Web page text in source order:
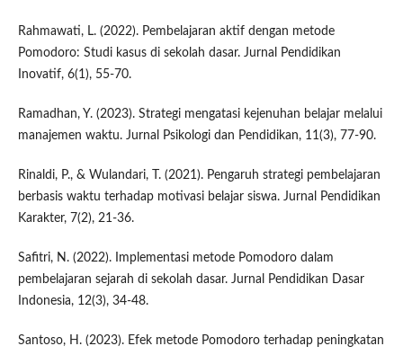
Rahmawati, L. (2022). Pembelajaran aktif dengan metode
Pomodoro: Studi kasus di sekolah dasar. Jurnal Pendidikan
Inovatif, 6(1), 55-70.
Ramadhan, Y. (2023). Strategi mengatasi kejenuhan belajar melalui
manajemen waktu. Jurnal Psikologi dan Pendidikan, 11(3), 77-90.
Rinaldi, P., & Wulandari, T. (2021). Pengaruh strategi pembelajaran
berbasis waktu terhadap motivasi belajar siswa. Jurnal Pendidikan
Karakter, 7(2), 21-36.
Safitri, N. (2022). Implementasi metode Pomodoro dalam
pembelajaran sejarah di sekolah dasar. Jurnal Pendidikan Dasar
Indonesia, 12(3), 34-48.
Santoso, H. (2023). Efek metode Pomodoro terhadap peningkatan